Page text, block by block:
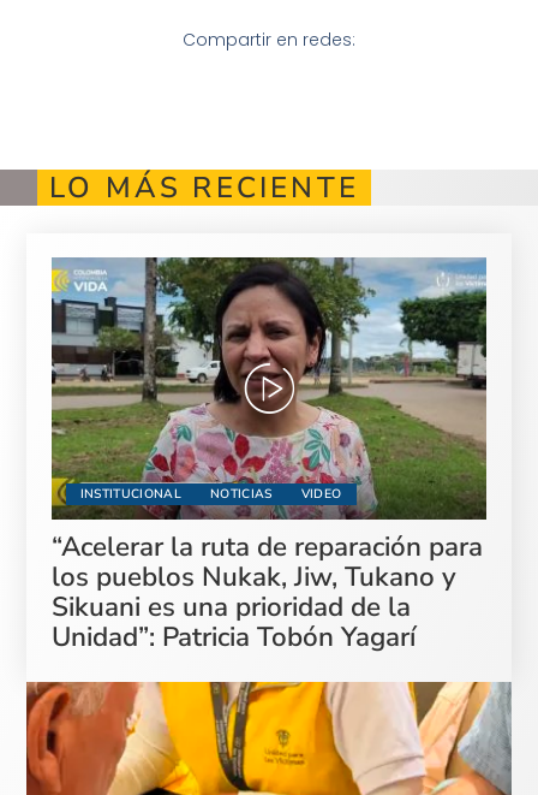
Compartir en redes:
LO MÁS RECIENTE
INSTITUCIONAL NOTICIAS VIDEO
“Acelerar la ruta de reparación para
los pueblos Nukak, Jiw, Tukano y
Sikuani es una prioridad de la
Unidad”: Patricia Tobón Yagarí